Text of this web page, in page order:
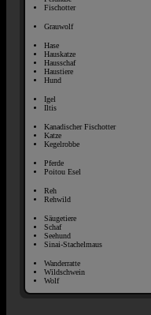
Fischotter
Grauwolf
Hase
Hauskatze
Hausschaf
Haustiere
Hund
Igel
Iltis
Kanadischer Fischotter
Katze
Kegelrobbe
Pferde
Poitou Esel
Reh
Rehwild
Säugetiere
Schaf
Seehund
Sinai-Stachelmaus
Wanderratte
Wildschwein
Wolf